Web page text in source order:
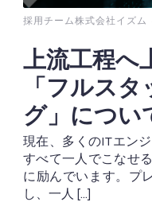
採用チーム株式会社イズム
上流工程へ
「フルス
グ」につい
現在、多くのITエン
すべて一人でこなせ
に励んでいます。プ
し、一人 […]